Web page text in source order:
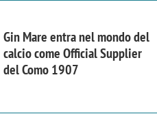
Gin Mare entra nel mondo del
calcio come Official Supplier
del Como 1907